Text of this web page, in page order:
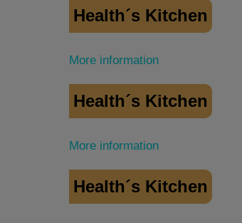
Health´s Kitchen
More information
Health´s Kitchen
More information
Health´s Kitchen